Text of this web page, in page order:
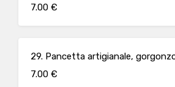
7.00 €
29. Pancetta artigianale,
7.00 €